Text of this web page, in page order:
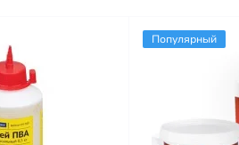
Популярный